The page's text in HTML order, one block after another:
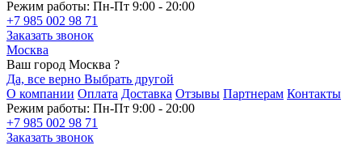
Режим работы: Пн-Пт 9:00 - 20:00
+7 985 002 98 71
Заказать звонок
Москва
Ваш город Москва ?
Да, все верно Выбрать другой
О компании Оплата Доставка Отзывы Партнерам Контакты
Режим работы: Пн-Пт 9:00 - 20:00
+7 985 002 98 71
Заказать звонок